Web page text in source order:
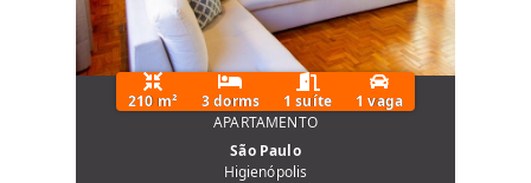
210 m² 3 dorms 1 suíte
1 vaga
APARTAMENTO
São Paulo
Higienópolis